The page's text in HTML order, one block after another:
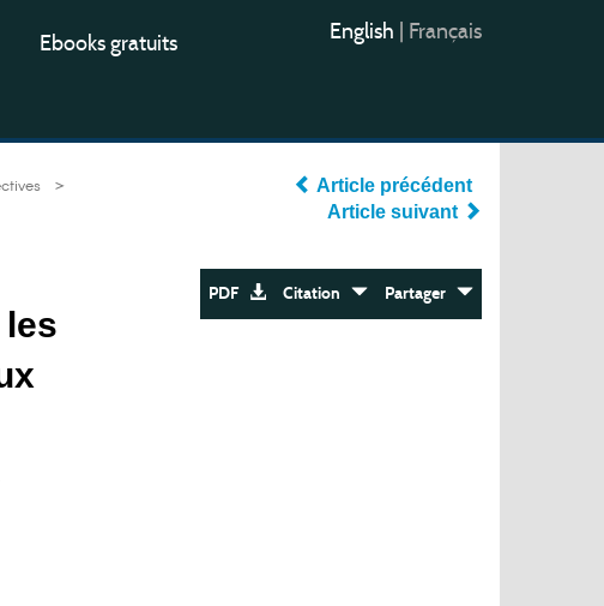
Ebooks gratuits English Français
>
Article précédent
Article suivant
PDF Citation Partager